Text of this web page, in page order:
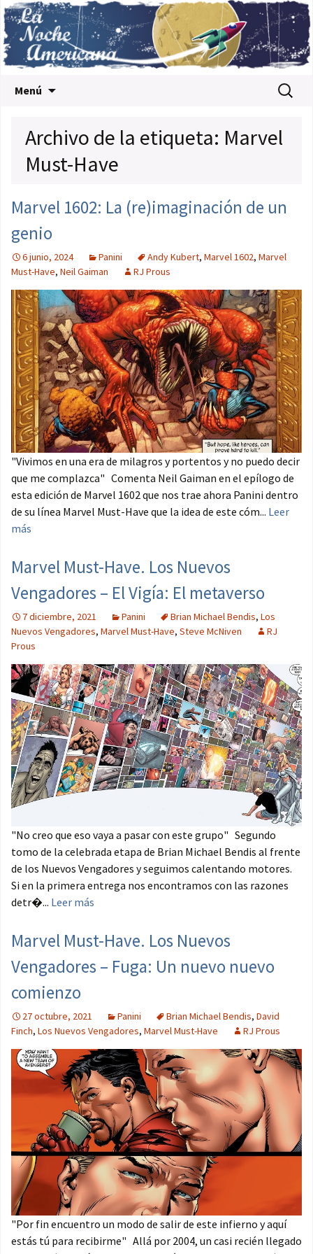
Menú Buscar:
Archivo de la etiqueta: Marvel
Must-Have
Marvel 1602: La (re)imaginación de un
genio
6 junio, 2024 Panini Andy Kubert, Marvel 1602, Marvel
Must-Have, Neil Gaiman RJ Prous
"Vivimos en una era de milagros y portentos y no puedo decir
que me complazca" Comenta Neil Gaiman en el epílogo de
esta edición de Marvel 1602 que nos trae ahora Panini dentro
de su línea Marvel Must-Have que la idea de este cóm... Leer
más
Marvel Must-Have. Los Nuevos
Vengadores – El Vigía: El metaverso
7 diciembre, 2021 Panini Brian Michael Bendis, Los
Nuevos Vengadores, Marvel Must-Have, Steve McNiven
RJ
Prous
"No creo que eso vaya a pasar con este grupo" Segundo
tomo de la celebrada etapa de Brian Michael Bendis al frente
de los Nuevos Vengadores y seguimos calentando motores.
Si en la primera entrega nos encontramos con las razones
detr�... Leer más
Marvel Must-Have. Los Nuevos
Vengadores – Fuga: Un nuevo nuevo
comienzo
27 octubre, 2021 Panini Brian Michael Bendis, David
Finch, Los Nuevos Vengadores, Marvel Must-Have RJ Prous
"Por fin encuentro un modo de salir de este infierno y aquí
estás tú para recibirme" Allá por 2004, un casi recién llegado